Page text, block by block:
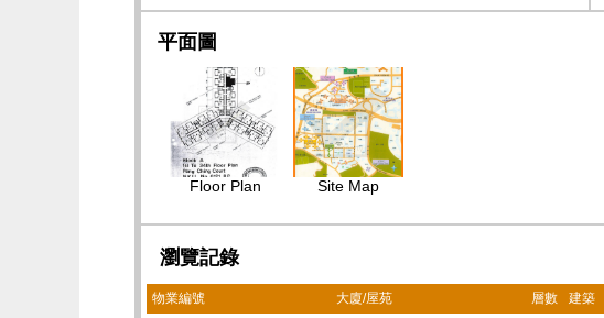
平面圖
Floor Plan Site Map
瀏覽記錄
物業編號 大廈/屋苑 層數 建築